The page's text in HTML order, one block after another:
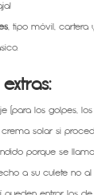
, tipo móvil, cartera
(para los golpes, los
solar si
porque se
a su culete no al